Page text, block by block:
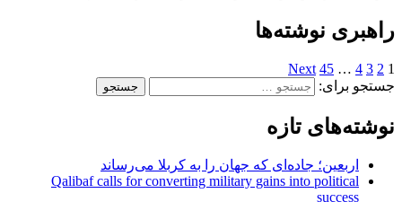
راهبری نوشته‌ها
1
2
3
4
…
45
Next
جستجو برای:
نوشته‌های تازه
اربعین؛ جاده‌ای که جهان را به کربلا می‌رساند
Qalibaf calls for converting military gains into political
success